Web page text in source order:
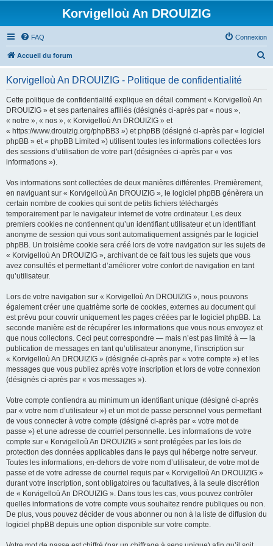
Korvigelloù An DROUIZIG
FAQ Connexion
Accueil du forum
Korvigelloù An DROUIZIG - Politique de confidentialité
Cette politique de confidentialité explique en détail comment « Korvigelloù An
DROUIZIG » et ses partenaires affiliés (désignés ci-après par « nous »,
« notre », « nos », « Korvigelloù An DROUIZIG » et
« https://www.drouizig.org/phpBB3 ») et phpBB (désigné ci-après par « logiciel
phpBB » et « phpBB Limited ») utilisent toutes les informations collectées lors
des sessions d’utilisation de votre part (désignées ci-après par « vos
informations »).
Vos informations sont collectées de deux manières différentes. Premièrement,
en naviguant sur « Korvigelloù An DROUIZIG », le logiciel phpBB génèrera un
certain nombre de cookies qui sont de petits fichiers téléchargés
temporairement par le navigateur internet de votre ordinateur. Les deux
premiers cookies ne contiennent qu’un identifiant utilisateur et un identifiant
anonyme de session qui vous sont automatiquement assignés par le logiciel
phpBB. Un troisième cookie sera créé lors de votre navigation sur les sujets de
« Korvigelloù An DROUIZIG », archivant de ce fait tous les sujets que vous
avez consultés et permettant d’améliorer votre confort de navigation en tant
qu’utilisateur.
Lors de votre navigation sur « Korvigelloù An DROUIZIG », nous pouvons
également créer une quatrième sorte de cookies, externes au document qui
est prévu pour couvrir uniquement les pages créées par le logiciel phpBB. La
seconde manière est de récupérer les informations que vous nous envoyez et
que nous collectons. Ceci peut correspondre — mais n’est pas limité à — la
publication de messages en tant qu’utilisateur anonyme, l’inscription sur
« Korvigelloù An DROUIZIG » (désignée ci-après par « votre compte ») et les
messages que vous publiez après votre inscription et lors de votre connexion
(désignés ci-après par « vos messages »).
Votre compte contiendra au minimum un identifiant unique (désigné ci-après
par « votre nom d’utilisateur ») et un mot de passe personnel vous permettant
de vous connecter à votre compte (désigné ci-après par « votre mot de
passe ») et une adresse de courriel personnelle. Les informations de votre
compte sur « Korvigelloù An DROUIZIG » sont protégées par les lois de
protection des données applicables dans le pays qui héberge notre serveur.
Toutes les informations, en-dehors de votre nom d’utilisateur, de votre mot de
passe et de votre adresse de courriel requis par « Korvigelloù An DROUIZIG »
durant votre inscription, sont obligatoires ou facultatives, à la seule discrétion
de « Korvigelloù An DROUIZIG ». Dans tous les cas, vous pouvez contrôler
quelles informations de votre compte vous souhaitez rendre publiques ou non.
De plus, vous pouvez décider de vous abonner ou non à la liste de diffusion du
logiciel phpBB depuis une option disponible sur votre compte.